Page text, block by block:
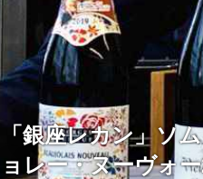
「銀座レカン」ソ
ョレー・ヌーヴォ